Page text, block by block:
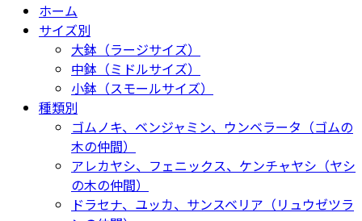
ホーム
サイズ別
大鉢（ラージサイズ）
中鉢（ミドルサイズ）
小鉢（スモールサイズ）
種類別
ゴムノキ、ベンジャミン、ウンベラータ（ゴムの
木の仲間）
アレカヤシ、フェニックス、ケンチャヤシ（ヤシ
の木の仲間）
ドラセナ、ユッカ、サンスベリア（リュウゼツラ